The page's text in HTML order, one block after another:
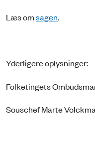
Læs omsagen.
Yderligere oplysninger:
Folketingets
Souschef Marte